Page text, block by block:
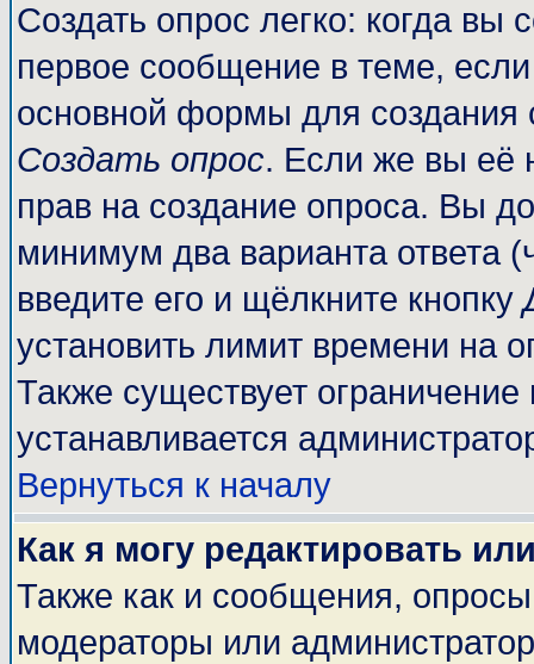
Создать опрос легко: когда вы
первое сообщение в теме,
основной формы для
Создать опрос. Если же вы её
прав на создание опроса. Вы
минимум два варианта ответа
введите его и щёлкните кнопку
установить лимит времени на
Также существует ограничение
устанавливается
Вернуться к началу
Как я могу редактировать
Также как и сообщения, опросы
модераторы или